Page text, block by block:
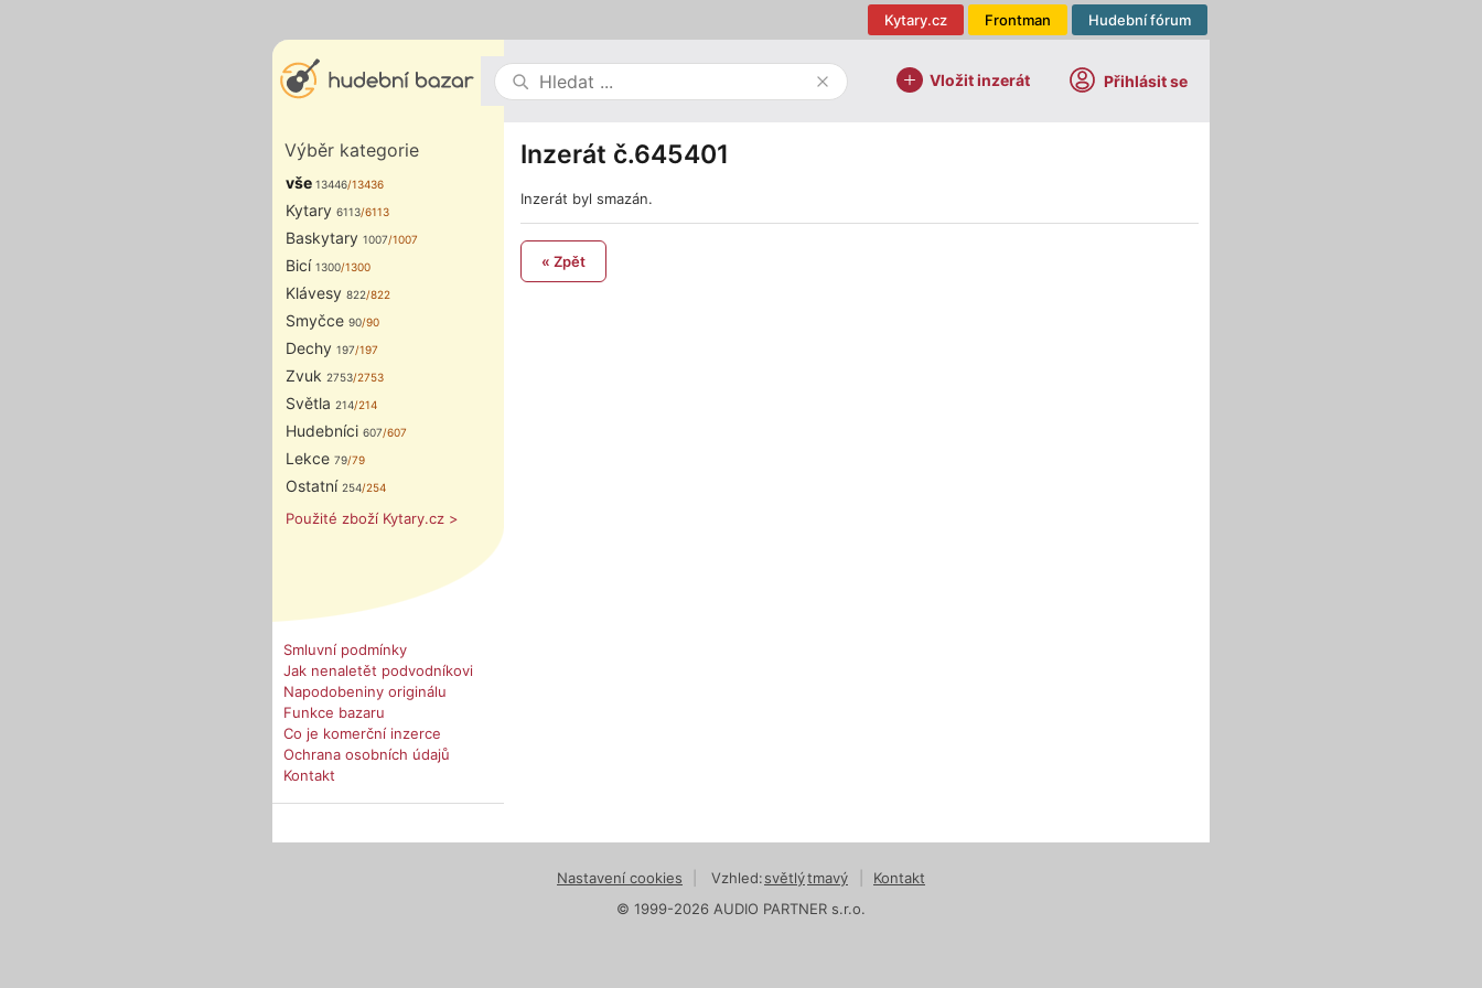
Hudební fórum
Frontman
Kytary.cz
Vložit inzerát Přihlásit se
Výběr kategorie
vše 13446/13436
Kytary 6113/6113
Baskytary 1007/1007
Bicí 1300/1300
Klávesy 822/822
Smyčce 90/90
Dechy 197/197
Zvuk 2753/2753
Světla 214/214
Hudebníci 607/607
Lekce 79/79
Ostatní 254/254
Použité zboží Kytary.cz >
Smluvní podmínky
Jak nenaletět podvodníkovi
Napodobeniny originálu
Funkce bazaru
Co je komerční inzerce
Ochrana osobních údajů
Kontakt
Inzerát č.645401
Inzerát byl smazán.
« Zpět
Nastavení cookies Vzhled:světlýtmavý
Kontakt
© 1999-2026 AUDIO PARTNER s.r.o.